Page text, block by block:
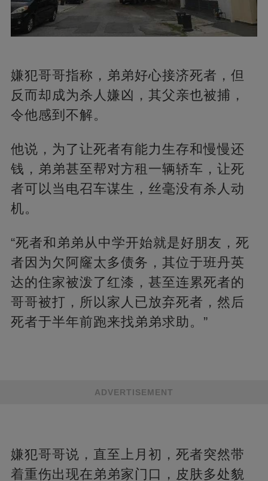
嫌犯哥哥指称，弟弟好心接济死者，但
反而却成为杀人嫌凶，其父亲也被捕，
令他感到不解。
他说，为了让死者有能力生存和慢慢还
钱，弟弟甚至帮对方租一辆轿车，让死
者可以当电召车谋生，丝毫没有杀人动
机。
“死者和弟弟从中学开始就是好朋友，死
者因为欠阿窿太多债务，其位于班丹英
达的住家被泼了红漆，甚至连累死者的
哥哥被打，所以家人已放弃死者，然后
死者于半年前跑来找弟弟求助。”
ADVERTISEMENT
嫌犯哥哥说，直至上月初，死者突然带
着重伤出现在弟弟家门口，皮肤多处貌